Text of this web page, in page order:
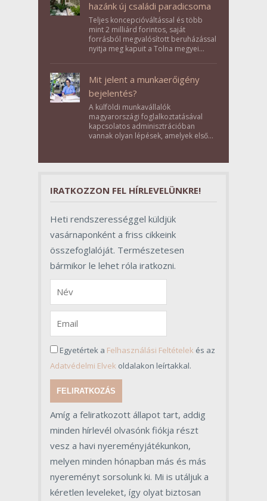
hazánk új családi paradicsoma
Teljes koncepcióváltással és több
mint 2 milliárd forintos, saját
forrásból megvalósított beruházással
nyitja meg kapuit a Tolna megyei
Mit jelent a munkaerőigény
bejelentés?
A külföldi munkavállalók
magyarországi foglalkoztatásával
kapcsolatos adminisztrációban
vannak olyan lépések, amelyek első
szerepet töltenek be az egész
IRATKOZZON FEL HÍRLEVELÜNKRE!
Heti rendszerességgel küldjük
vasárnaponként a friss cikkeink
összefoglalóját. Természetesen
bármikor le lehet róla iratkozni.
Egyetértek a Felhasználási Feltételek és az
Adatvédelmi Elvek oldalakon leírtakkal.
FELIRATKOZÁS
Amíg a feliratkozott állapot tart, addig
minden hírlevél olvasónk fiókja részt
vesz a havi nyereményjátékunkon,
melyen minden hónapban más és más
nyereményt sorsolunk ki. Mi is utáljuk a
kéretlen leveleket, így olyat biztosan